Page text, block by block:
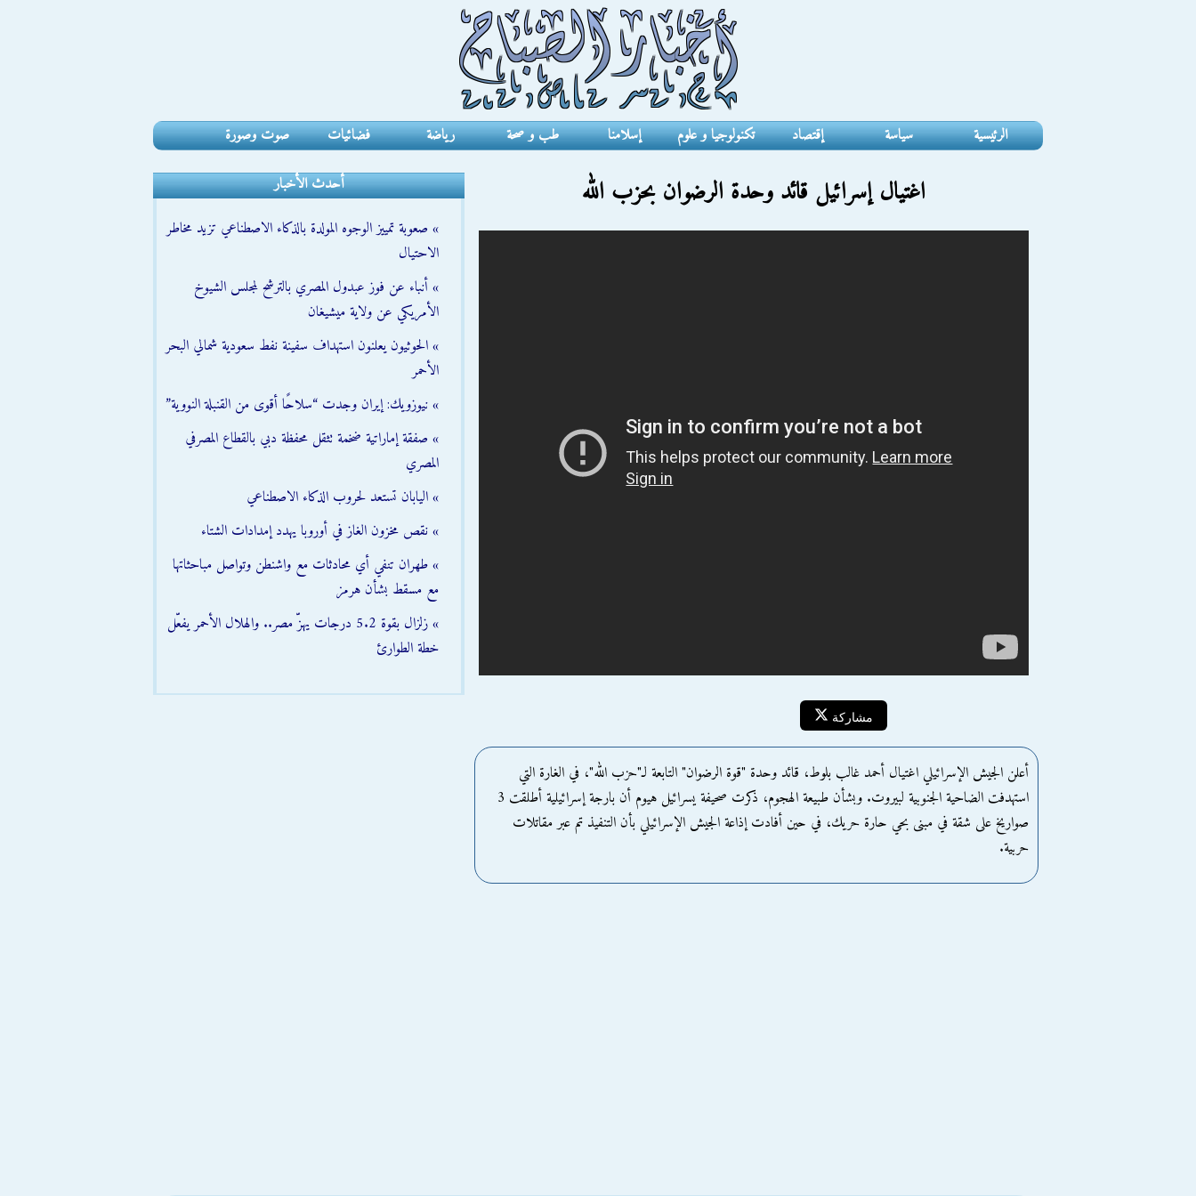
الرئيسية سياسة إقتصاد تكنولوجيا و علوم إسلامنا طب و صحة رياضة فضائيات صوت وصورة
اغتيال إسرائيل قائد وحدة الرضوان بحزب الله
مشاركة
أعلن الجيش الإسرائيلي اغتيال أحمد غالب بلوط، قائد وحدة "قوة الرضوان" التابعة لـ"حزب الله"، في الغارة التي
استهدفت الضاحية الجنوبية لبيروت. وبشأن طبيعة الهجوم، ذكرت صحيفة يسرائيل هيوم أن بارجة إسرائيلية أطلقت 3
صواريخ على شقة في مبنى بحي حارة حريك، في حين أفادت إذاعة الجيش الإسرائيلي بأن التنفيذ تم عبر مقاتلات
حربية.
أحدث الأخبار
» صعوبة تمييز الوجوه المولدة بالذكاء الاصطناعي تزيد مخاطر
الاحتيال
» أنباء عن فوز عبدول المصري بالترشح لمجلس الشيوخ
الأمريكي عن ولاية ميشيغان
» الحوثيون يعلنون استهداف سفينة نفط سعودية شمالي البحر
الأحمر
» نيوزويك: إيران وجدت “سلاحًا أقوى من القنبلة النووية”
» صفقة إماراتية ضخمة تثقل محفظة دبي بالقطاع المصرفي
المصري
» اليابان تستعد لحروب الذكاء الاصطناعي
» نقص مخزون الغاز في أوروبا يهدد إمدادات الشتاء
» طهران تنفي أي محادثات مع واشنطن وتواصل مباحثاتها
مع مسقط بشأن هرمز
» زلزال بقوة 5.2 درجات يهزّ مصر.. والهلال الأحمر يفعّل
خطة الطوارئ